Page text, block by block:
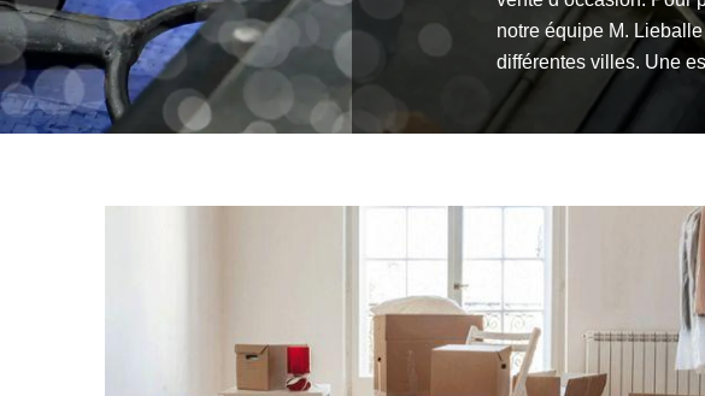
notre équipe M.
différentes villes. Une